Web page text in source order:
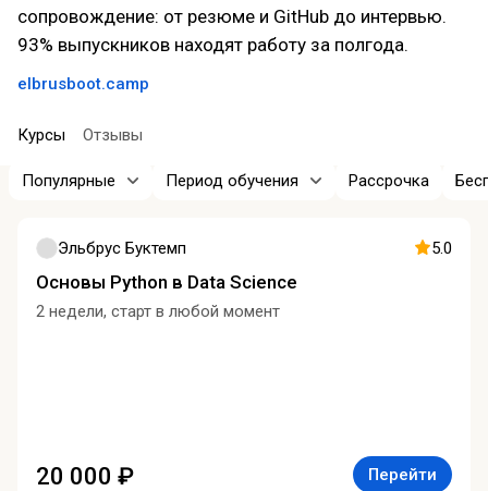
сопровождение: от резюме и GitHub до интервью.
93% выпускников находят работу за полгода.
elbrusboot.camp
Курсы Отзывы
Популярные Период обучения Рассрочка
Эльбрус Буктемп 5.0
Основы Python в Data Science
2 недели, старт в любой момент
20 000 ₽ Перейти